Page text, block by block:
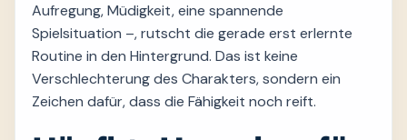
Aufregung, Müdigkeit, eine spannende
Spielsituation –, rutscht die gerade erst erlernte
Routine in den Hintergrund. Das ist keine
Verschlechterung des Charakters, sondern ein
Zeichen dafür, dass die Fähigkeit noch reift.